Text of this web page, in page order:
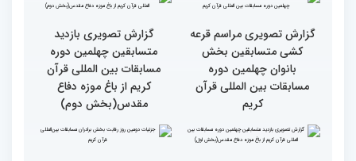
رقابت بخش برادران
چهلمین دوره مسابقات
بین‌المللی قرآن کریم(بخش
دوم)
رقابت بخش برادران
چهلمین دوره مسابقات
بین‌المللی قرآن کریم(بخش
اول)